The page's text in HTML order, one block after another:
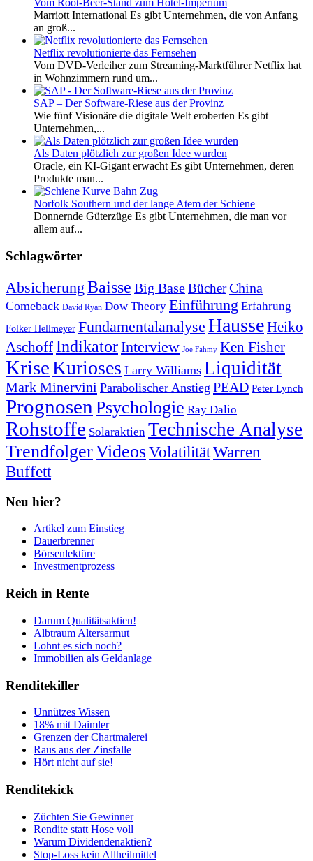
Vom Root-Beer-Stand zum Hotel-Imperium
Marriott International Es gibt Unternehmen, die von Anfang
an groß...
Netflix revolutionierte das Fernsehen
Vom DVD-Verleiher zum Streaming-Marktführer Netflix hat
in Wohnzimmern rund um...
SAP – Der Software-Riese aus der Provinz
Wie fünf Visionäre die digitale Welt eroberten Es gibt
Unternehmen,...
Als Daten plötzlich zur großen Idee wurden
Oracle, ein KI-Gigant erwacht Es gibt Unternehmen, deren
Produkte man...
Norfolk Southern und der lange Atem der Schiene
Donnernde Güterzüge Es gibt Unternehmen, die man vor
allem auf...
Schlagwörter
Absicherung Baisse Big BaseBücherChina
Comeback David Ryan Dow Theory Einführung Erfahrung
Folker Hellmeyer Fundamentalanalyse HausseHeiko
Aschoff IndikatorInterview Joe Fahmy Ken Fisher
KriseKurioses Larry Williams Liquidität
Mark Minervini Parabolischer Anstieg PEAD Peter Lynch
Prognosen Psychologie Ray Dalio
Rohstoffe Solaraktien Technische Analyse
TrendfolgerVideosVolatilitätWarren
Buffett
Neu hier?
Artikel zum Einstieg
Dauerbrenner
Börsenlektüre
Investmentprozess
Reich in Rente
Darum Qualitätsaktien!
Albtraum Altersarmut
Lohnt es sich noch?
Immobilien als Geldanlage
Renditekiller
Unnützes Wissen
18% mit Daimler
Grenzen der Chartmalerei
Raus aus der Zinsfalle
Hört nicht auf sie!
Renditekick
Züchten Sie Gewinner
Rendite statt Hose voll
Warum Dividendenaktien?
Stop-Loss kein Allheilmittel